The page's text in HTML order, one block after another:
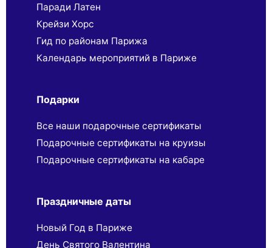
Паради Латен
Крейзи Хорс
Гид по районам Парижа
Календарь мероприятий в Париже
Подарки
Все наши подарочные сертификаты
Подарочные сертификаты на круизы
Подарочные сертификаты на кабаре
Праздничные даты
Новый Год в Париже
День Святого Валентина